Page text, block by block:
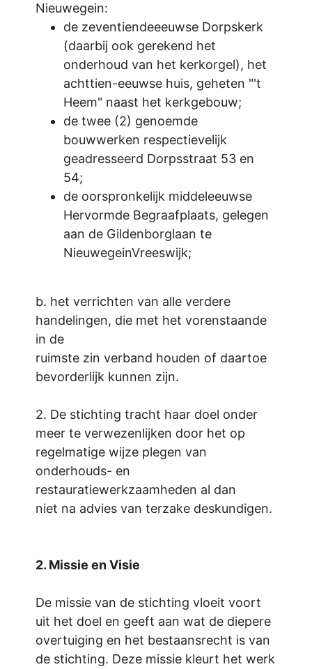
Nieuwegein:
de zeventiendeeeuwse Dorpskerk
(daarbij ook gerekend het
onderhoud van het kerkorgel), het
achttien-eeuwse huis, geheten "'t
Heem" naast het kerkgebouw;
de twee (2) genoemde
bouwwerken respectievelijk
geadresseerd Dorpsstraat 53 en
54;
de oorspronkelijk middeleeuwse
Hervormde Begraafplaats, gelegen
aan de Gildenborglaan te
NieuwegeinVreeswijk;
b. het verrichten van alle verdere
handelingen, die met het vorenstaande
in de
ruimste zin verband houden of daartoe
bevorderlijk kunnen zijn.
2. De stichting tracht haar doel onder
meer te verwezenlijken door het op
regelmatige wijze plegen van
onderhouds- en
restauratiewerkzaamheden al dan
niet na advies van terzake deskundigen.
2. Missie en Visie
De missie van de stichting vloeit voort
uit het doel en geeft aan wat de diepere
overtuiging en het bestaansrecht is van
de stichting. Deze missie kleurt het werk